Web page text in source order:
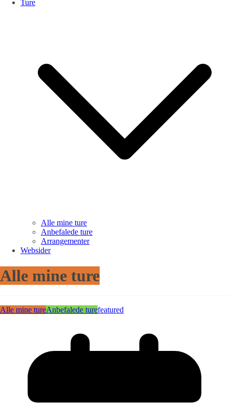
Ture
Alle mine ture
Anbefalede ture
Arrangementer
Websider
Alle mine ture
Alle mine tureAnbefalede turefeatured